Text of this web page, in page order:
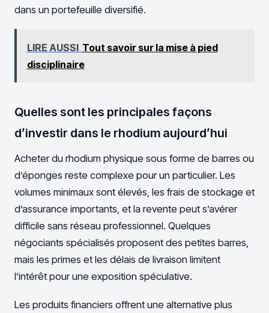
dans un portefeuille diversifié.
LIRE AUSSI Tout savoir sur la mise à pied
disciplinaire
Quelles sont les principales façons
d’investir dans le rhodium aujourd’hui
Acheter du rhodium physique sous forme de barres ou
d’éponges reste complexe pour un particulier. Les
volumes minimaux sont élevés, les frais de stockage et
d’assurance importants, et la revente peut s’avérer
difficile sans réseau professionnel. Quelques
négociants spécialisés proposent des petites barres,
mais les primes et les délais de livraison limitent
l’intérêt pour une exposition spéculative.
Les produits financiers offrent une alternative plus